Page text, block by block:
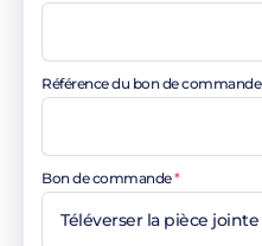
Référence du bon de commande
Bon de commande
Téléverser la pièce jointe